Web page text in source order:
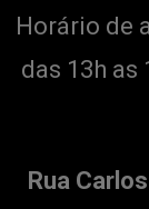
Horário de
das 13h as
Rua